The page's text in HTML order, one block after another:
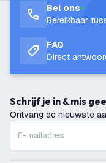
Bel ons
Bereikbaar
FAQ
Direct
Schrijf je in & mis
Ontvang de nieuwste